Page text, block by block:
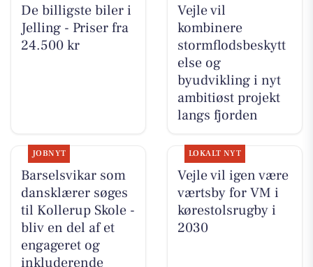
De billigste biler i
Jelling - Priser fra
24.500 kr
Vejle vil
kombinere
stormflodsbeskytt
else og
byudvikling i nyt
ambitiøst projekt
langs fjorden
JOBNYT
Barselsvikar som
dansklærer søges
til Kollerup Skole -
bliv en del af et
engageret og
inkluderende
LOKALT NYT
Vejle vil igen være
værtsby for VM i
kørestolsrugby i
2030